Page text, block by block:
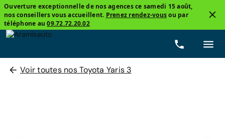
Ouverture exceptionnelle de nos agences ce samedi 15 août,
nos conseillers vous accueillent. Prenez rendez-vousou par
téléphone au09.72.72.20.02
Voir toutes nos Toyota Yaris 3